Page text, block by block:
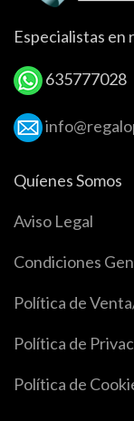
Especialistas en
635777028
Quíenes Somos
Aviso Legal
Condiciones
Política de
Política de
Política de